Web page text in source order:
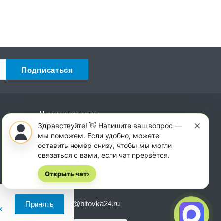
Наши контакты
+7 (931) 521-14-32
Пн. – Сб.: с 8:00 до 18:00
Вс.: с 8:00 до 14:00
Симферополь, ул. Генерала
Васильева, 30И
zakaz@bitovka24.ru
Принять
×
Здравствуйте! 👋 Напишите ваш вопрос —
мы поможем. Если удобно, можете
оставить номер снизу, чтобы мы могли
связаться с вами, если чат прервётся.
Открыть чат›